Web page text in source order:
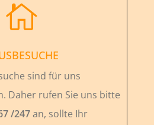

sind für uns
Daher rufen Sie uns bitte
/247an, sollte Ihr